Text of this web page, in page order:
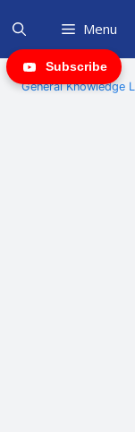
Menu
General Knowledge
Subscribe